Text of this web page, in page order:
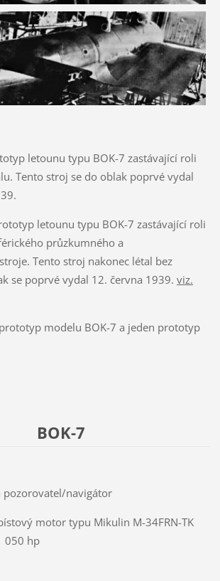
letounu typu BOK-7 zastávající roli
Tento stroj se do oblak poprvé vydal
letounu typu BOK-7 zastávající roli
průzkumného a
Tento stroj nakonec létal bez
se poprvé vydal 12. června 1939. viz.
modelu BOK-7 a jeden prototyp
BOK-7
navigátor
motor typu Mikulin M-34FRN-TK
050 hp